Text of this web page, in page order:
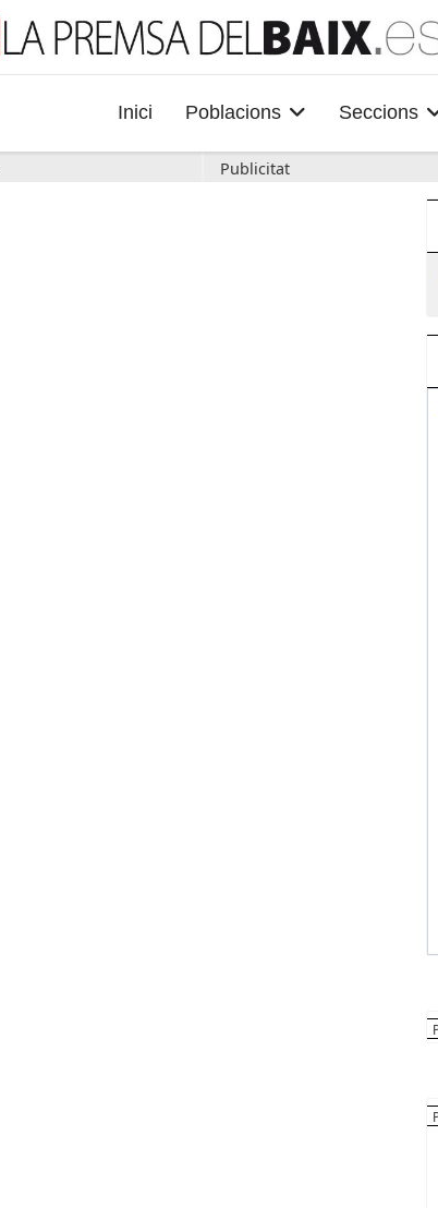
Inici Poblacions Seccions
Publicitat